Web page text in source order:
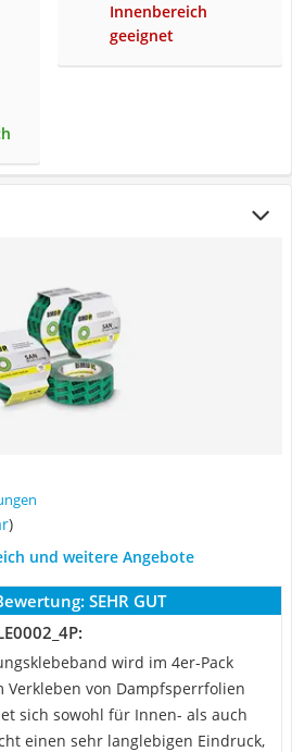
Innenbereich
geeignet
)
und weitere Angebote
SEHR GUT
wird im 4er-Pack
Verkleben von Dampfsperrfolien
sich sowohl für Innen- als auch
einen sehr langlebigen Eindruck,